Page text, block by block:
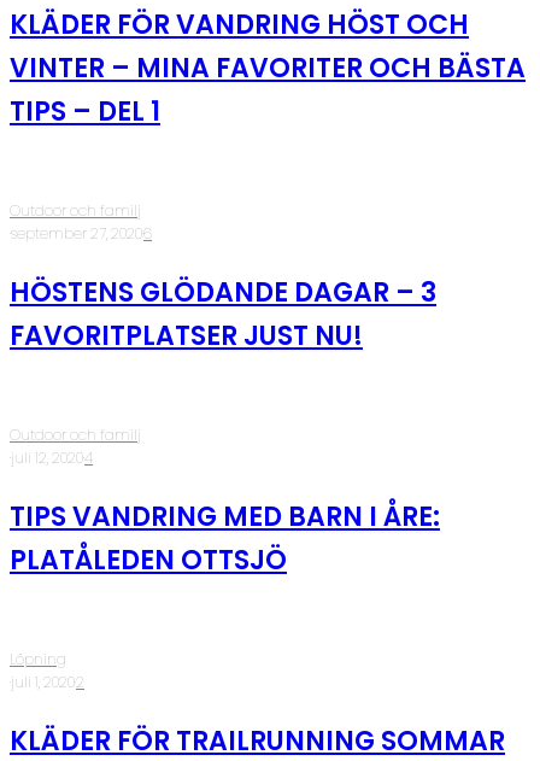
KLÄDER FÖR VANDRING HÖST OCH
VINTER – MINA FAVORITER OCH BÄSTA
TIPS – DEL 1
Outdoor och familj
·september 27, 2020·6
HÖSTENS GLÖDANDE DAGAR – 3
FAVORITPLATSER JUST NU!
Outdoor och familj
·juli 12, 2020·4
TIPS VANDRING MED BARN I ÅRE:
PLATÅLEDEN OTTSJÖ
Löpning
·juli 1, 2020·2
KLÄDER FÖR TRAILRUNNING SOMMAR